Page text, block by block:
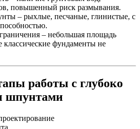
повышенный риск размывания.
– рыхлые, песчаные, глинистые, с
– небольшая площадь
классические фундаменты не
работы с глубоко
шпунтами